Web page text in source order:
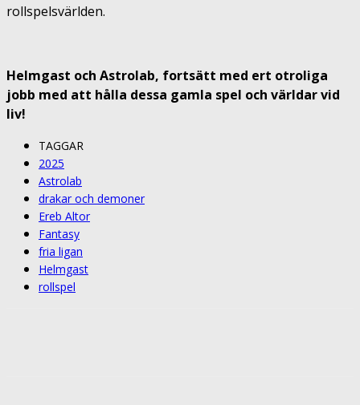
rollspelsvärlden.
Helmgast och Astrolab, fortsätt med ert otroliga
jobb med att hålla dessa gamla spel och världar vid
liv!
TAGGAR
2025
Astrolab
drakar och demoner
Ereb Altor
Fantasy
fria ligan
Helmgast
rollspel